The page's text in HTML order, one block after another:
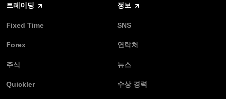
트레이딩
Fixed Time
Forex
주식
Quickler
정보
SNS
연락처
뉴스
수상 경력